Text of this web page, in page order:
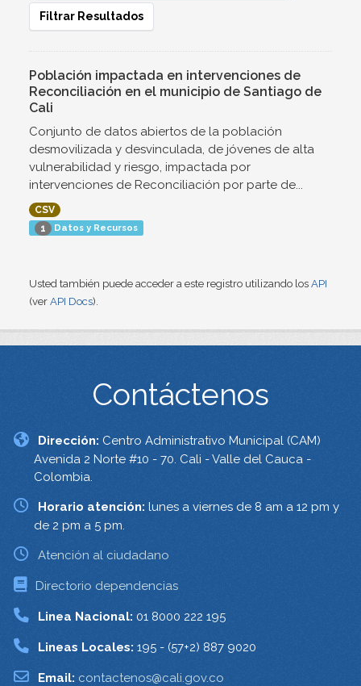
Filtrar Resultados
Población impactada en intervenciones de
Reconciliación en el municipio de Santiago de
Cali
Conjunto de datos abiertos de la población
desmovilizada y desvinculada, de jóvenes de alta
vulnerabilidad y riesgo, impactada por
intervenciones de Reconciliación por parte de...
CSV
1 Datos y Recursos
Usted también puede acceder a este registro utilizando los API
(ver API Docs).
Contáctenos
Dirección: Centro Administrativo Municipal (CAM)
Avenida 2 Norte #10 - 70. Cali - Valle del Cauca -
Colombia.
Horario atención: lunes a viernes de 8 am a 12 pm y
de 2 pm a 5 pm.
Atención al ciudadano
Directorio dependencias
Linea Nacional: 01 8000 222 195
Lineas Locales: 195 - (57+2) 887 9020
Email: contactenos@cali.gov.co